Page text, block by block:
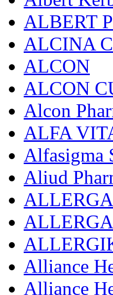
ALBERT
ALCINA
ALCON
ALCON
Alcon
ALFA
Alfasigma
Aliud
Alliance
Alliance